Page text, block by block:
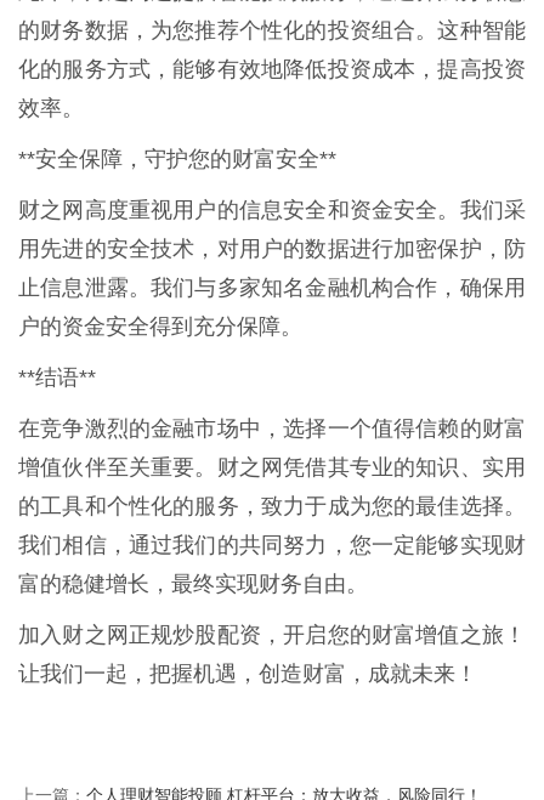
的财务数据，为您推荐个性化的投资组合。这种智能
化的服务方式，能够有效地降低投资成本，提高投资
效率。
**安全保障，守护您的财富安全**
财之网高度重视用户的信息安全和资金安全。我们采
用先进的安全技术，对用户的数据进行加密保护，防
止信息泄露。我们与多家知名金融机构合作，确保用
户的资金安全得到充分保障。
**结语**
在竞争激烈的金融市场中，选择一个值得信赖的财富
增值伙伴至关重要。财之网凭借其专业的知识、实用
的工具和个性化的服务，致力于成为您的最佳选择。
我们相信，通过我们的共同努力，您一定能够实现财
富的稳健增长，最终实现财务自由。
加入财之网正规炒股配资，开启您的财富增值之旅！
让我们一起，把握机遇，创造财富，成就未来！
上一篇： 个人理财智能投顾 杠杆平台：放大收益，风险同行！